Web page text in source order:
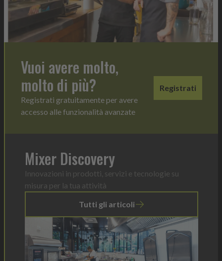
Vuoi avere molto,
molto di più?
Registrati gratuitamente per avere
accesso alle funzionalità avanzate
Registrati
Mixer Discovery
Innovazioni in prodotti, servizi e tecnologie su
misura per la tua attività
Tutti gli articoli